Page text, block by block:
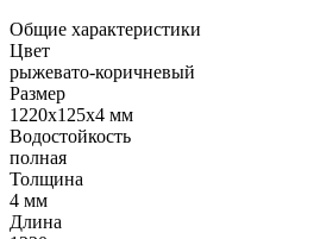
Общие характеристики
Цвет
рыжевато-коричневый
Размер
1220x125x4 мм
Водостойкость
полная
Толщина
4 мм
Длина